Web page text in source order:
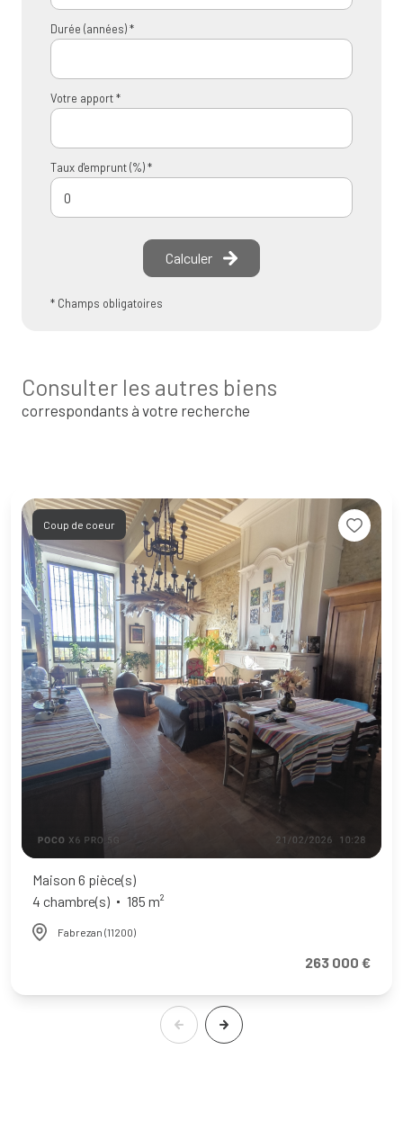
Durée (années) *
Votre apport *
Taux d'emprunt (%) *
Calculer
* Champs obligatoires
Consulter les autres biens
correspondants à votre recherche
Coup de coeur
Maison 6 pièce(s)
4 chambre(s)
185 m²
Fabrezan (11200)
263 000 €